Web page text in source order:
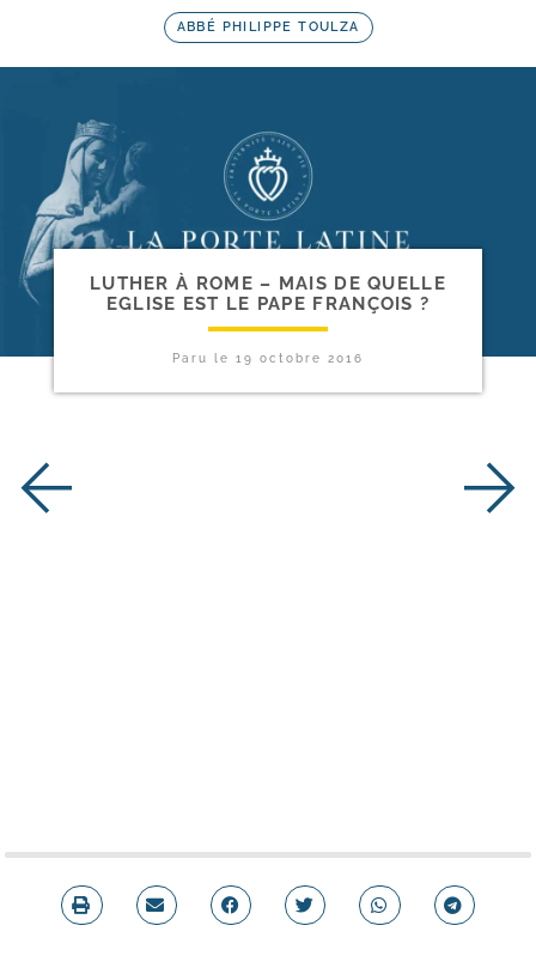
ABBÉ PHILIPPE TOULZA
LUTHER À ROME – MAIS DE QUELLE
EGLISE EST LE PAPE FRANÇOIS ?
Paru le 19 octobre 2016